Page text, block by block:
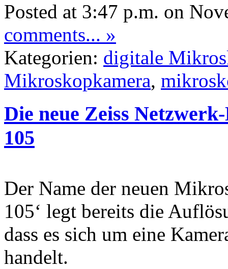
Posted at 3:47 p.m. on
comments... »
Kategorien: digitale
Mikroskopkamera,
Die neue Zeiss
105
Der Name der neuen
105‘ legt bereits die
dass es sich um eine
handelt.